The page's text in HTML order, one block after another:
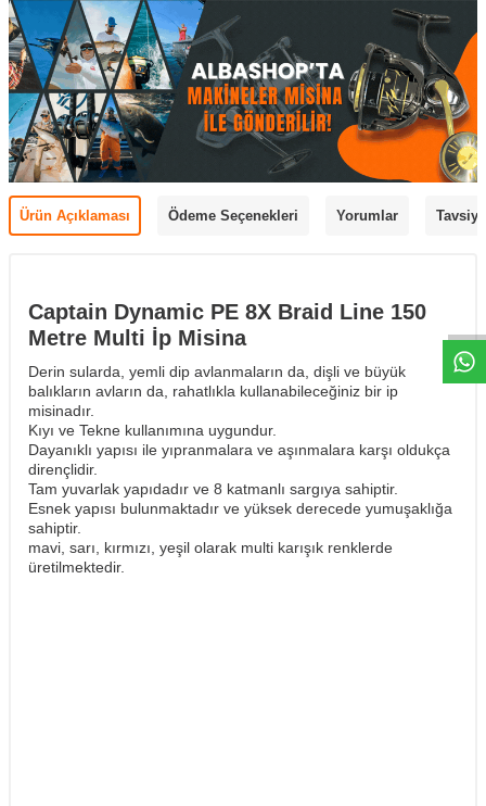
Ürün Açıklaması Ödeme Seçenekleri Yorumlar
Captain Dynamic PE 8X Braid Line 150
Metre Multi İp Misina
Derin sularda, yemli dip avlanmaların da, dişli ve büyük
balıkların avların da, rahatlıkla kullanabileceğiniz bir ip
misinadır.
Kıyı ve Tekne kullanımına uygundur.
Dayanıklı yapısı ile yıpranmalara ve aşınmalara karşı oldukça
dirençlidir.
Tam yuvarlak yapıdadır ve 8 katmanlı sargıya sahiptir.
Esnek yapısı bulunmaktadır ve yüksek derecede yumuşaklığa
sahiptir.
mavi, sarı, kırmızı, yeşil olarak multi karışık renklerde
üretilmektedir.